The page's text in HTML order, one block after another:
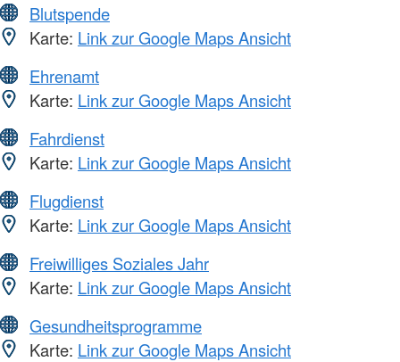
Blutspende
Karte: Link zur Google Maps Ansicht
Ehrenamt
Karte: Link zur Google Maps Ansicht
Fahrdienst
Karte: Link zur Google Maps Ansicht
Flugdienst
Karte: Link zur Google Maps Ansicht
Freiwilliges Soziales Jahr
Karte: Link zur Google Maps Ansicht
Gesundheitsprogramme
Karte: Link zur Google Maps Ansicht